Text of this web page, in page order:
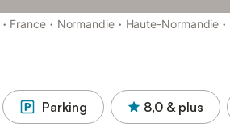
· France · Normandie · Haute-Normandie ·
Parking 8,0 & plus